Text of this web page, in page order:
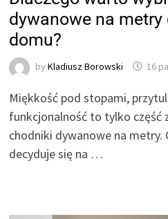
dywanowe na
domu?
byKladiusz Borowski 16
Miękkość pod stopami,
funkcjonalność to tylko część
chodniki dywanowe na metry.
decyduje się na …